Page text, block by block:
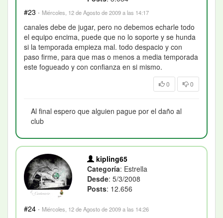
#23 · Miércoles, 12 de Agosto de 2009 a las 14:17
canales debe de jugar, pero no debemos echarle todo
el equipo encima, puede que no lo soporte y se hunda
si la temporada empieza mal. todo despacio y con
paso firme, para que mas o menos a media temporada
este fogueado y con confianza en si mismo.
0 0
Al final espero que alguien pague por el daño al
club
kipling65
Categoría: Estrella
Desde: 5/3/2008
Posts: 12.656
#24 · Miércoles, 12 de Agosto de 2009 a las 14:26